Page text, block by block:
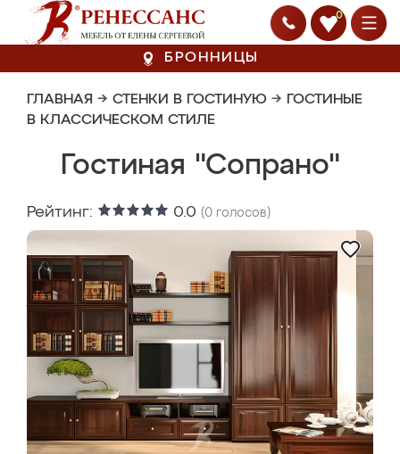
0
БРОННИЦЫ
ГЛАВНАЯ → СТЕНКИ В ГОСТИНУЮ → ГОСТИНЫЕ
В КЛАССИЧЕСКОМ СТИЛЕ
Гостиная "Сопрано"
Рейтинг: 0.0 (0 голосов)